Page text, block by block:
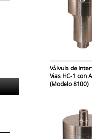
Válvula de
Vías HC-1 con
(Modelo 8100)